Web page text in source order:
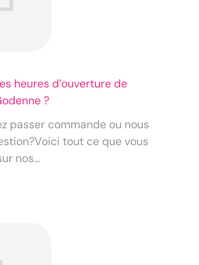
heures d’ouverture de
?
passer commande ou nous
tout ce que vous
nos...